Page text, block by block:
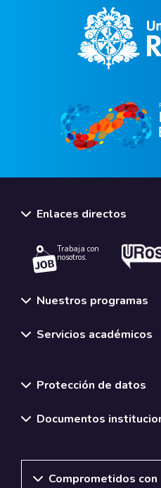
Enlaces directos
Trabaja con
nosotros.
Nuestros programas
Servicios académicos
Protección de datos
Documentos
Comprometidos